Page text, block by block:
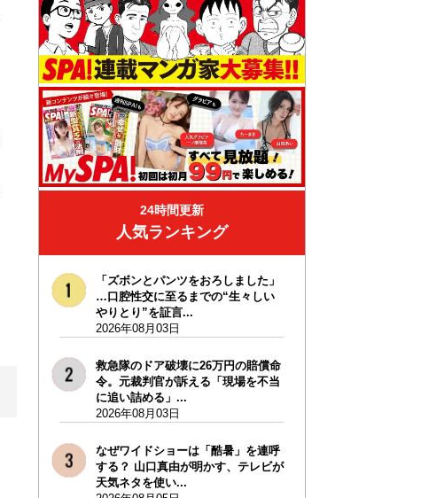
24時間更新
人気ランキング
「ズボンとパンツをおろしました」
…口腔性交に至るまでの“生々しい
やりとり”を証言...
2026年08月03日
救急隊のドア破壊に26万円の賠償命
令。元裁判官が訴える「現場を不当
に追い詰める」...
2026年08月03日
なぜワイドショーは「酷暑」を連呼
する？ 山口真由が明かす、テレビが
天気ネタを使い...